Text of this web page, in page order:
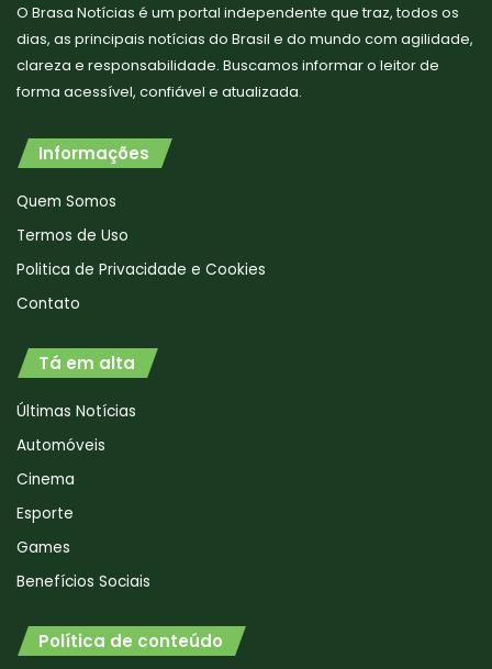
O Brasa Notícias é um portal independente que traz, todos os
dias, as principais notícias do Brasil e do mundo com agilidade,
clareza e responsabilidade. Buscamos informar o leitor de
forma acessível, confiável e atualizada.
Informações
Quem Somos
Termos de Uso
Politica de Privacidade e Cookies
Contato
Tá em alta
Últimas Notícias
Automóveis
Cinema
Esporte
Games
Benefícios Sociais
Política de conteúdo